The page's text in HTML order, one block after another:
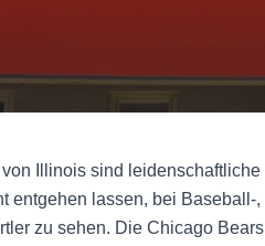
Illinois sind
entgehen lassen, bei
zu sehen. Die Chicago